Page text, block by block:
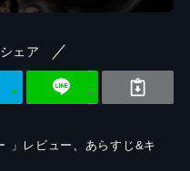
ェア
」レビュー、あらすじ&キ